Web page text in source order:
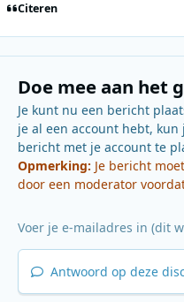
Citeren
Doe mee aan het
Je kunt nu een bericht
je al een account hebt, kun
bericht met je account te
Opmerking: Je bericht
door een moderator
Antwoord op deze